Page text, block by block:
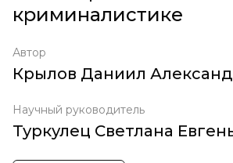
криминалистике
Автор
Крылов Даниил
Научный руководитель
Туркулец Светлана